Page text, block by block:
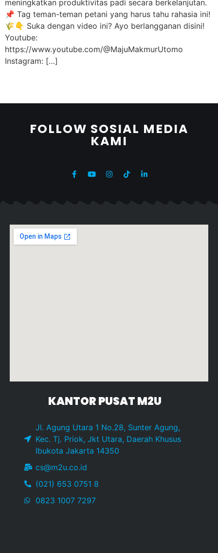
meningkatkan produktivitas padi secara berkelanjutan.
📌 Tag teman-teman petani yang harus tahu rahasia ini!
🌾👇 Suka dengan video ini? Ayo berlangganan disini!
Youtube:
https://www.youtube.com/@MajuMakmurUtomo
Instagram: […]
FOLLOW SOSIAL MEDIA
KAMI
KANTOR PUSAT M2U
Jl. Agung Utara 1 No.28, Sunter Agung,
Kec. Tj. Priok, Jkt Utara, Daerah Khusus
Ibukota Jakarta 14350
cs@m2u.co.id
(021) 653 0751 8
0823 1007 7297